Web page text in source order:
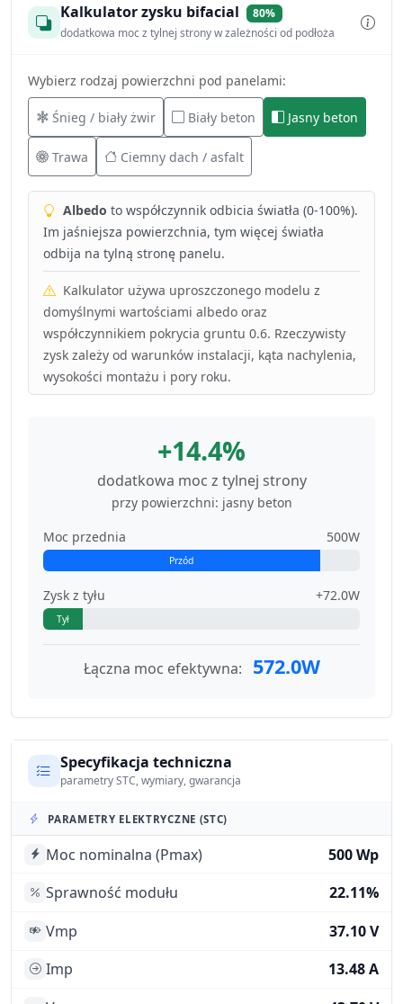
Kalkulator zysku bifacial
80%
dodatkowa moc z tylnej strony w zależności od podłoża
Wybierz rodzaj powierzchni pod panelami:
Śnieg / biały żwir Biały beton Jasny beton
Trawa Ciemny dach / asfalt
Albedo to współczynnik odbicia światła (0-100%).
Im jaśniejsza powierzchnia, tym więcej światła
odbija na tylną stronę panelu.
Kalkulator używa uproszczonego modelu z
domyślnymi wartościami albedo oraz
współczynnikiem pokrycia gruntu 0.6. Rzeczywisty
zysk zależy od warunków instalacji, kąta nachylenia,
wysokości montażu i pory roku.
+14.4%
dodatkowa moc z tylnej strony
przy powierzchni: jasny beton
Moc przednia
500W
Przód
Zysk z tyłu +72.0W
Tył
Łączna moc efektywna: 572.0W
Specyfikacja techniczna
parametry STC, wymiary, gwarancja
PARAMETRY ELEKTRYCZNE (STC)
Moc nominalna (Pmax)
500 Wp
Sprawność modułu
22.11%
Vmp
37.10 V
Imp
13.48 A